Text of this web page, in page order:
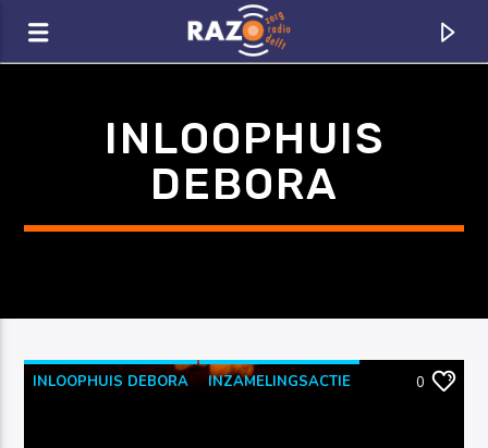
INLOOPHUIS
DEBORA
INLOOPHUIS DEBORA
INZAMELINGSACTIE
0